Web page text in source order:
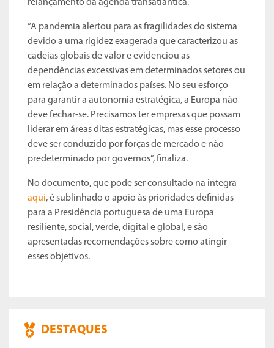
relançamento da agenda transatlântica.
“A pandemia alertou para as fragilidades do sistema
devido a uma rigidez exagerada que caracterizou as
cadeias globais de valor e evidenciou as
dependências excessivas em determinados setores ou
em relação a determinados países. No seu esforço
para garantir a autonomia estratégica, a Europa não
deve fechar-se. Precisamos ter empresas que possam
liderar em áreas ditas estratégicas, mas esse processo
deve ser conduzido por forças de mercado e não
predeterminado por governos”, finaliza.
No documento, que pode ser consultado na integra
aqui, é sublinhado o apoio às prioridades definidas
para a Presidência portuguesa de uma Europa
resiliente, social, verde, digital e global, e são
apresentadas recomendações sobre como atingir
esses objetivos.
DESTAQUES